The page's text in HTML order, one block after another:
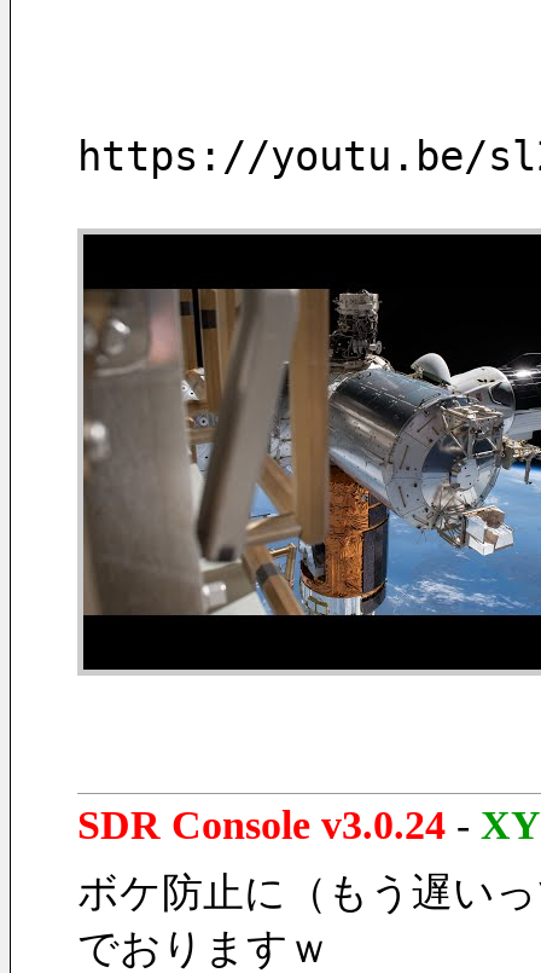
https://youtu.be/
SDR Console v3.0.24 -
ボケ防止に（もう遅い
でおりますｗ